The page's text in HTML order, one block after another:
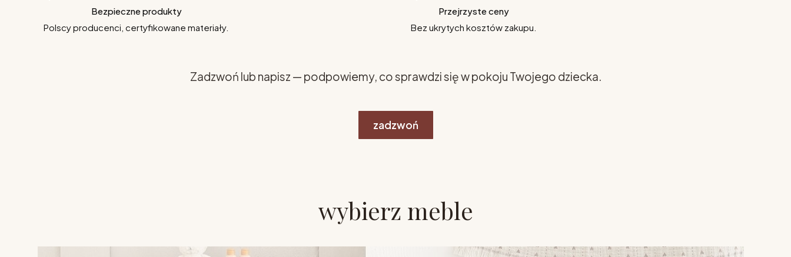
Bezpieczne produkty
Polscy producenci, certyfikowane materiały.
Przejrzyste ceny
Bez ukrytych kosztów zakupu.
Zadzwoń lub napisz — podpowiemy, co sprawdzi się w pokoju Twojego dziecka.
zadzwoń
wybierz meble